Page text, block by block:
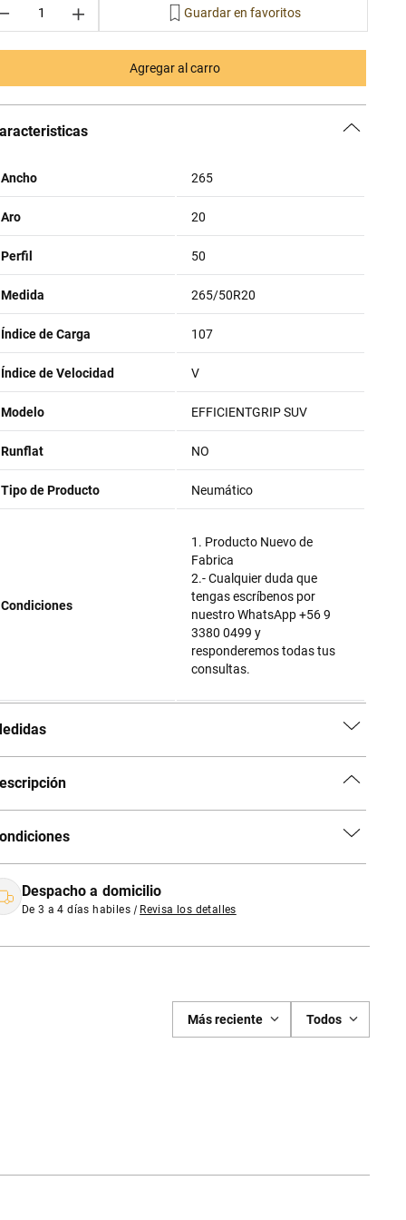
＋
Agregar al carro
Ancho 265
Aro 20
Perfil 50
Medida 265/50R20
Índice de Carga 107
Índice de Velocidad V
Modelo EFFICIENTGRIP SUV
Runflat NO
Tipo de Producto Neumático
Condiciones
1. Producto Nuevo de
Fabrica
2.- Cualquier duda que
tengas escríbenos por
nuestro WhatsApp +56 9
3380 0499 y
responderemos todas tus
consultas.
Despacho a domicilio
De 3 a 4 días habiles | Revisa los detalles
Más reciente Todos